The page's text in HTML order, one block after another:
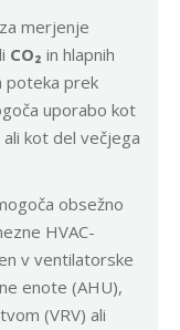
merjenje
CO₂ in hlapnih
poteka prek
uporabo kot
ali kot del večjega
obsežno
HVAC-
v ventilatorske
enote (AHU),
(VRV) ali